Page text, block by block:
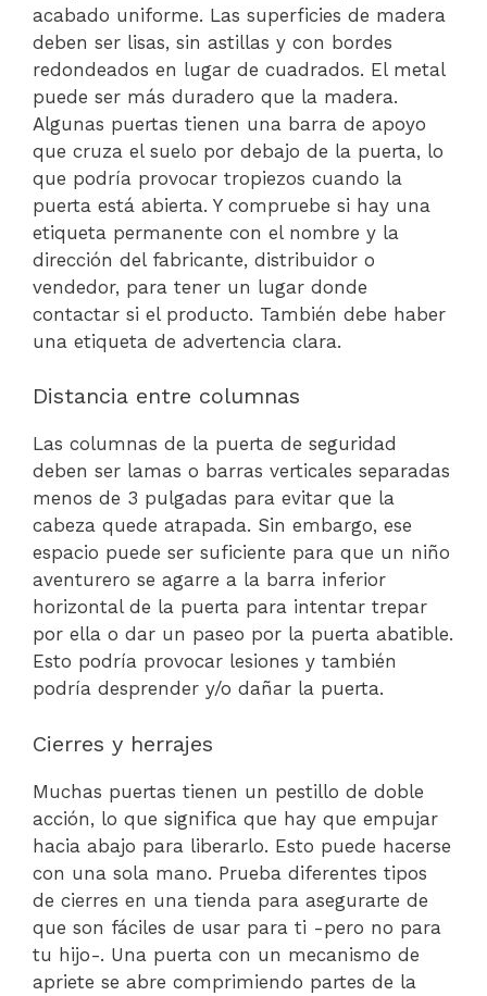
acabado uniforme. Las superficies de madera
deben ser lisas, sin astillas y con bordes
redondeados en lugar de cuadrados. El metal
puede ser más duradero que la madera.
Algunas puertas tienen una barra de apoyo
que cruza el suelo por debajo de la puerta, lo
que podría provocar tropiezos cuando la
puerta está abierta. Y compruebe si hay una
etiqueta permanente con el nombre y la
dirección del fabricante, distribuidor o
vendedor, para tener un lugar donde
contactar si el producto. También debe haber
una etiqueta de advertencia clara.
Distancia entre columnas
Las columnas de la puerta de seguridad
deben ser lamas o barras verticales separadas
menos de 3 pulgadas para evitar que la
cabeza quede atrapada. Sin embargo, ese
espacio puede ser suficiente para que un niño
aventurero se agarre a la barra inferior
horizontal de la puerta para intentar trepar
por ella o dar un paseo por la puerta abatible.
Esto podría provocar lesiones y también
podría desprender y/o dañar la puerta.
Cierres y herrajes
Muchas puertas tienen un pestillo de doble
acción, lo que significa que hay que empujar
hacia abajo para liberarlo. Esto puede hacerse
con una sola mano. Prueba diferentes tipos
de cierres en una tienda para asegurarte de
que son fáciles de usar para ti -pero no para
tu hijo-. Una puerta con un mecanismo de
apriete se abre comprimiendo partes de la